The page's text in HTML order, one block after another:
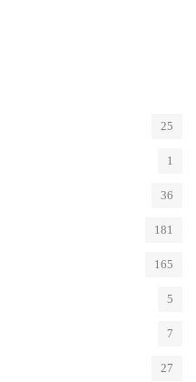
25
1
36
181
165
5
7
27